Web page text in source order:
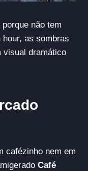
não tem
as sombras
visual dramático
cafézinho nem em
Café